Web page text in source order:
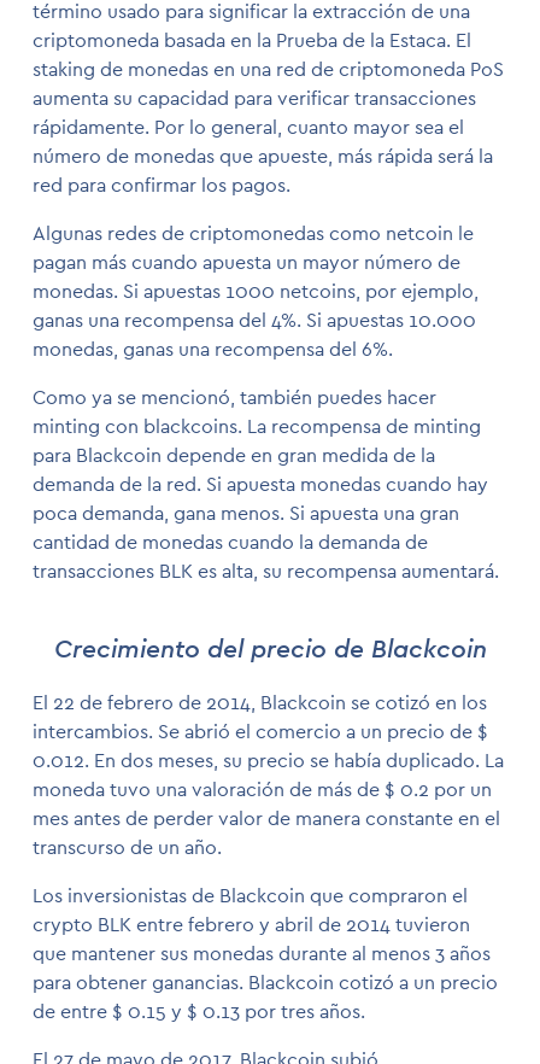
término usado para significar la extracción de una
criptomoneda basada en la Prueba de la Estaca. El
staking de monedas en una red de criptomoneda PoS
aumenta su capacidad para verificar transacciones
rápidamente. Por lo general, cuanto mayor sea el
número de monedas que apueste, más rápida será la
red para confirmar los pagos.
Algunas redes de criptomonedas como netcoin le
pagan más cuando apuesta un mayor número de
monedas. Si apuestas 1000 netcoins, por ejemplo,
ganas una recompensa del 4%. Si apuestas 10.000
monedas, ganas una recompensa del 6%.
Como ya se mencionó, también puedes hacer
minting con blackcoins. La recompensa de minting
para Blackcoin depende en gran medida de la
demanda de la red. Si apuesta monedas cuando hay
poca demanda, gana menos. Si apuesta una gran
cantidad de monedas cuando la demanda de
transacciones BLK es alta, su recompensa aumentará.
Crecimiento del precio de Blackcoin
El 22 de febrero de 2014, Blackcoin se cotizó en los
intercambios. Se abrió el comercio a un precio de $
0.012. En dos meses, su precio se había duplicado. La
moneda tuvo una valoración de más de $ 0.2 por un
mes antes de perder valor de manera constante en el
transcurso de un año.
Los inversionistas de Blackcoin que compraron el
crypto BLK entre febrero y abril de 2014 tuvieron
que mantener sus monedas durante al menos 3 años
para obtener ganancias. Blackcoin cotizó a un precio
de entre $ 0.15 y $ 0.13 por tres años.
El 27 de mayo de 2017, Blackcoin subió